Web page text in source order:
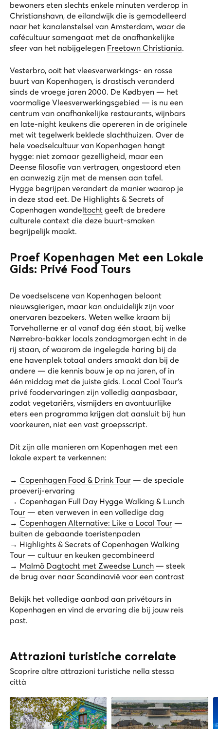
bewoners eten slechts enkele minuten verderop in
Christianshavn, de eilandwijk die is gemodelleerd
naar het kanalenstelsel van Amsterdam, waar de
cafécultuur samengaat met de onafhankelijke
sfeer van het nabijgelegen Freetown Christiania.
Vesterbro, ooit het vleesverwerkings- en rosse
buurt van Kopenhagen, is drastisch veranderd
sinds de vroege jaren 2000. De Kødbyen — het
voormalige Vleesverwerkingsgebied — is nu een
centrum van onafhankelijke restaurants, wijnbars
en late-night keukens die opereren in de originele
met wit tegelwerk beklede slachthuizen. Over de
hele voedselcultuur van Kopenhagen hangt
hygge: niet zomaar gezelligheid, maar een
Deense filosofie van vertragen, ongestoord eten
en aanwezig zijn met de mensen aan tafel.
Hygge begrijpen verandert de manier waarop je
in deze stad eet. De Highlights & Secrets of
Copenhagen wandeltocht geeft de bredere
culturele context die deze buurt-smaken
begrijpelijk maakt.
Proef Kopenhagen Met een Lokale
Gids: Privé Food Tours
De voedselscene van Kopenhagen beloont
nieuwsgierigen, maar kan onduidelijk zijn voor
onervaren bezoekers. Weten welke kraam bij
Torvehallerne er al vanaf dag één staat, bij welke
Nørrebro-bakker locals zondagmorgen echt in de
rij staan, of waarom de ingelegde haring bij de
ene havenplek totaal anders smaakt dan bij de
andere — die kennis bouw je op na jaren, of in
één middag met de juiste gids. Local Cool Tour's
privé foodervaringen zijn volledig aanpasbaar,
zodat vegetariërs, vismijders en avontuurlijke
eters een programma krijgen dat aansluit bij hun
voorkeuren, niet een vast groepsscript.
Dit zijn alle manieren om Kopenhagen met een
lokale expert te verkennen:
→ Copenhagen Food & Drink Tour — de speciale
proeverij-ervaring
→ Copenhagen Full Day Hygge Walking & Lunch
Tour — eten verweven in een volledige dag
→ Copenhagen Alternative: Like a Local Tour —
buiten de gebaande toeristenpaden
→ Highlights & Secrets of Copenhagen Walking
Tour — cultuur en keuken gecombineerd
→ Malmö Dagtocht met Zweedse Lunch — steek
de brug over naar Scandinavië voor een contrast
Bekijk het volledige aanbod aan privétours in
Kopenhagen en vind de ervaring die bij jouw reis
past.
Attrazioni turistiche correlate
Scoprire altre attrazioni turistiche nella stessa
città